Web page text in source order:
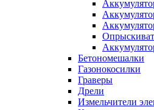
Бетономешалки
Газонокосилки
Граверы
Дрели
Измельчители